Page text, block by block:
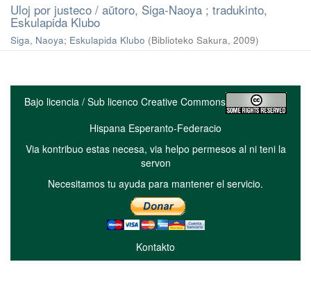
Uloj por justeco / aŭtoro, Siga-Naoya ; tradukinto,
Eskulapida Klubo
Siga, Naoya; Eskulapida Klubo (Biblioteko Sakura, 2009)
Bajo licencia / Sub licenco Creative Commons
Hispana Esperanto-Federacio
Via kontribuo estas necesa, via helpo permesos al ni teni la
servon
Necesitamos tu ayuda para mantener el servicio.
Kontakto